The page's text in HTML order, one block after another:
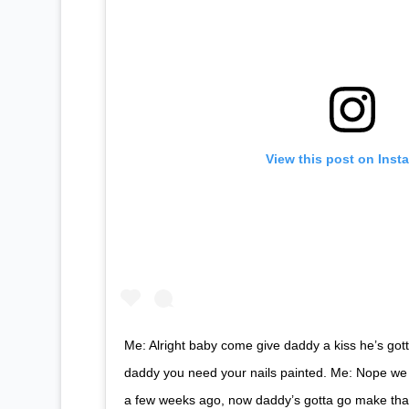
View this post on
Me: Alright baby come give daddy a kiss he’s
daddy you need your nails painted. Me: Nope
a few weeks ago, now daddy’s gotta go make